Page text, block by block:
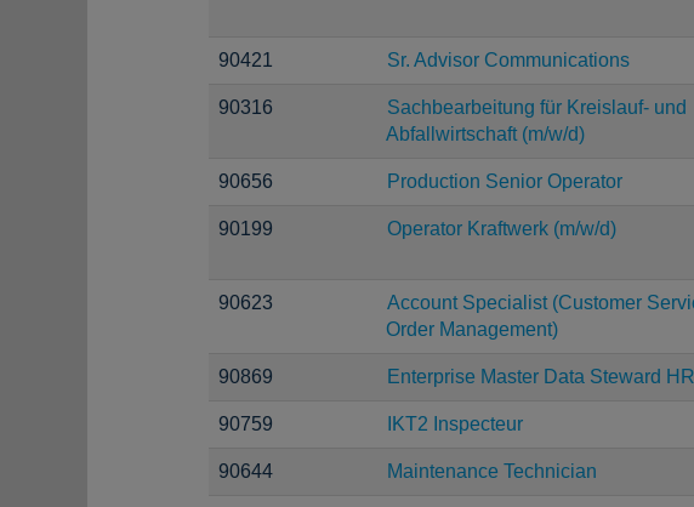
90421 Sr. Advisor Communications
90316
Sachbearbeitung für Kreislauf- und
Abfallwirtschaft (m/w/d)
90656 Production Senior Operator
90199 Operator Kraftwerk (m/w/d)
90623
Account Specialist (Customer
Order Management)
90869 Enterprise Master Data Steward HR
90759 IKT2 Inspecteur
90644 Maintenance Technician